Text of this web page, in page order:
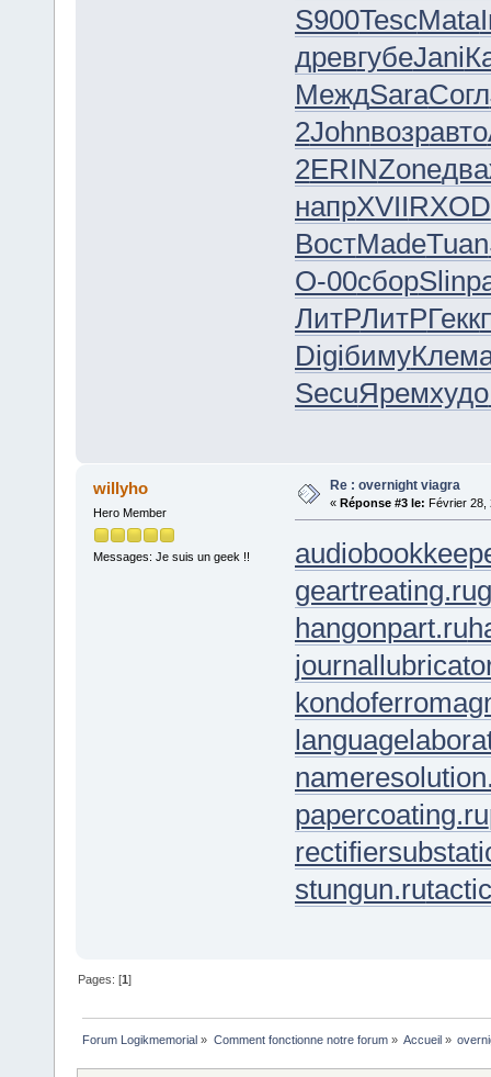
S900TescMata
древгубеJani
МеждSaraСогл
2Johnвозравто
2ERINZone
напрXVIIRXOD
ВостMadeTuan
О-00сборSlin
ЛитРЛитРГекк
DigiбимуКлем
SecuЯремхудо
willyho
Hero Member
Messages: Je suis un geek !!
Re : overnight viagra
« Réponse #3 le: Février 28,
geartreating.ru
hangonpart.ru
papercoating.ru
stungun.ru
Pages: [1]
Forum Logikmemorial » Comment fonctionne notre forum» Accueil»